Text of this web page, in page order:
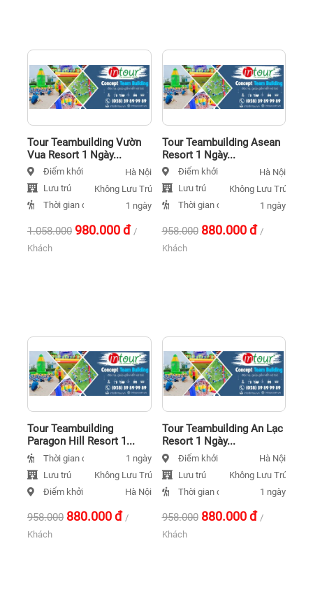
Tour Teambuilding Vườn
Vua Resort 1 Ngày...
Điểm khởi hành
Hà Nội
Lưu trú
Không Lưu Trú
Thời gian đi
1 ngày
1.058.000 980.000đ /
Khách
Tour Teambuilding Asean
Resort 1 Ngày...
Điểm khởi hành
Hà Nội
Lưu trú
Không Lưu Trú
Thời gian đi
1 ngày
958.000 880.000đ /
Khách
Tour Teambuilding
Paragon Hill Resort 1...
Thời gian đi
1 ngày
Lưu trú
Không Lưu Trú
Điểm khởi hành
Hà Nội
958.000 880.000đ /
Khách
Tour Teambuilding An Lạc
Resort 1 Ngày...
Điểm khởi hành
Hà Nội
Lưu trú
Không Lưu Trú
Thời gian đi
1 ngày
958.000 880.000đ /
Khách